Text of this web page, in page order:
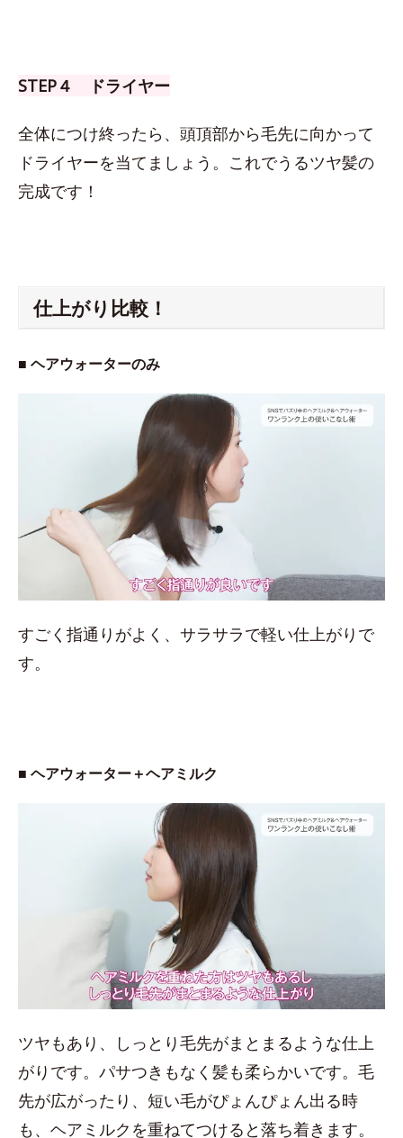
STEP４ ドライヤー
全体につけ終ったら、頭頂部から毛先に向かって
ドライヤーを当てましょう。これでうるツヤ髪の
完成です！
仕上がり比較！
■ ヘアウォーターのみ
すごく指通りがよく、サラサラで軽い仕上がりで
す。
■ ヘアウォーター＋ヘアミルク
ツヤもあり、しっとり毛先がまとまるような仕上
がりです。パサつきもなく髪も柔らかいです。毛
先が広がったり、短い毛がぴょんぴょん出る時
も、ヘアミルクを重ねてつけると落ち着きます。